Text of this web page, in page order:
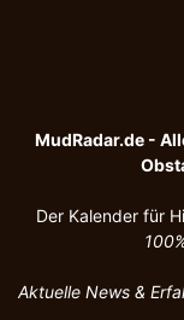
MudRadar.de -
Der Kalender für
Aktuelle News &